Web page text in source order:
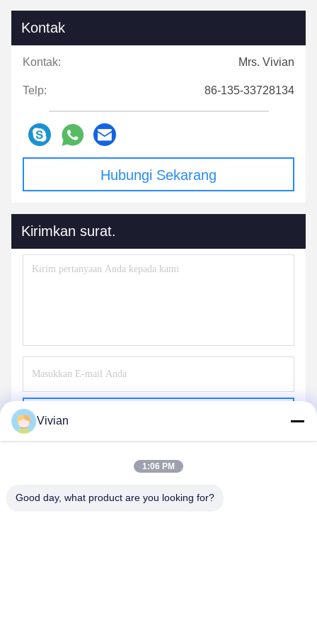
Kontak
Kontak: Mrs. Vivian
Telp: 86-135-33728134
Hubungi Sekarang
Kirimkan surat.
Vivian
1:06 PM
Good day, what product are you looking for?